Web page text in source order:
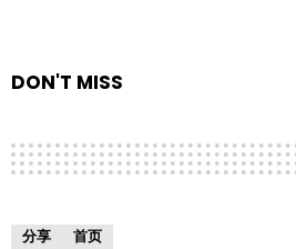
DON'T MISS
分享 首页